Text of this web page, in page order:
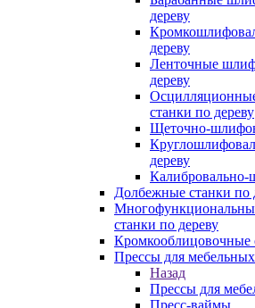
дереву
дереву
Ленточные
дереву
станки по дереву
Щеточно-
дереву
Калибровально-
Долбежные станки по
станки по дереву
Кромкооблицовочные
Прессы для
Назад
Прессы для
Пресс-ваймы